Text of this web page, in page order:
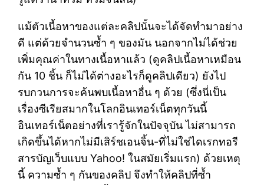
แม้ตัวเนื้อหาของแต่ละคลิปนั้นจะได้จัดทำมาอย่าง
ดี แต่ด้วยจำนวนซ้ำ ๆ ของมัน นอกจากไม่ได้ช่วย
เพิ่มคุณค่าในทางเนื้อหาแล้ว (ดูคลิปเนื้อหาเหมือน
กัน 10 ชิ้น ก็ไม่ได้ต่างอะไรก็ดูคลิปเดียว) ยังไป
รบกวนการจะค้นพบเนื้อหาอื่น ๆ ด้วย (ซึ่งนี่เป็น
เรื่องซีเรียสมากในโลกอินเทอร์​เน็ตทุกวันนี้
อินเทอร์เน็ตอย่างที่เรารู้จักในปัจจุบัน ไม่สามารถ
เกิดขึ้นได้หากไม่มีเสิร์ชเอนจิ้น-ที่ไม่ใช่ไดเรกทอรี
สารบัญเว็บแบบ Yahoo! ในสมัยเริ่มแรก) ด้วยเหตุ
นี้ ความซ้ำ ๆ กันของคลิป จึงทำให้คลิปที่ซ้ำ